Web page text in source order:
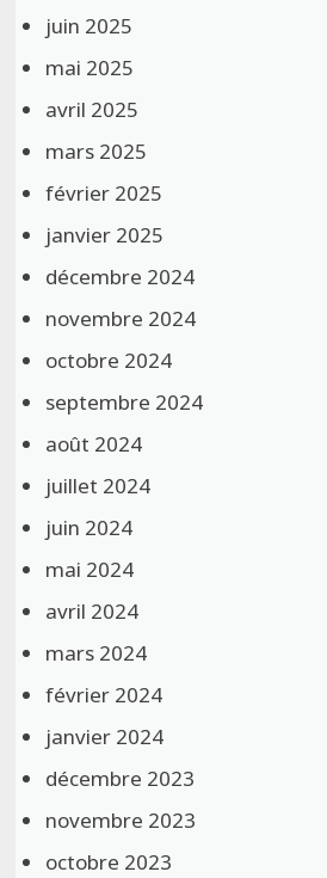
juin 2025
mai 2025
avril 2025
mars 2025
février 2025
janvier 2025
décembre 2024
novembre 2024
octobre 2024
septembre 2024
août 2024
juillet 2024
juin 2024
mai 2024
avril 2024
mars 2024
février 2024
janvier 2024
décembre 2023
novembre 2023
octobre 2023